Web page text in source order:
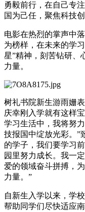
勇毅前行，在自己专
国为己任，聚焦科技
电影在热烈的掌声中
为榜样，在未来的学
星”精神，刻苦钻研、
力量。
树礼书院新生游雨姗
庆幸刚入学就有这样
学习生活中，我将努
技报国中绽放光彩。”
的学子，我们要学习
园里努力成长。我一
爱的领域奋斗拼搏，
力量。”
自新生入学以来，学
帮助同学们尽快适应